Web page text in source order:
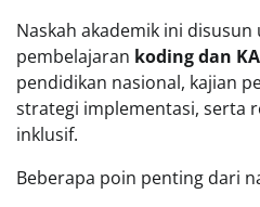
Naskah akademik ini
pembelajaran koding dan KA
pendidikan nasional, kajian
strategi implementasi, serta
inklusif.
Beberapa poin penting dari